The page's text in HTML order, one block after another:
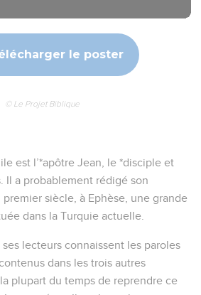
le poster
© Le Projet Biblique
est l’*apôtre Jean, le *disciple et
Il a probablement rédigé son
siècle, à Ephèse, une grande
dans la Turquie actuelle.
ses lecteurs connaissent les paroles
dans les trois autres
plupart du temps de reprendre ce